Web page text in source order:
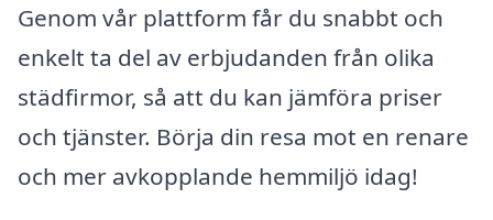
Genom vår plattform får du snabbt och
enkelt ta del av erbjudanden från olika
städfirmor, så att du kan jämföra priser
och tjänster. Börja din resa mot en renare
och mer avkopplande hemmiljö idag!